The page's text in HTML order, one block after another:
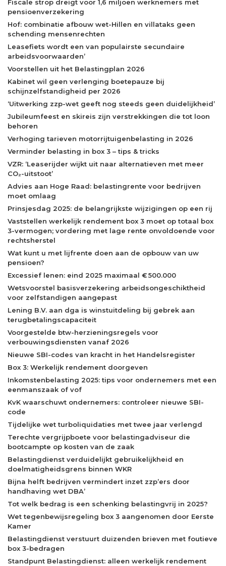
Fiscale strop dreigt voor 1,6 miljoen werknemers met
pensioenverzekering
Hof: combinatie afbouw wet-Hillen en villataks geen
schending mensenrechten
Leasefiets wordt een van populairste secundaire
arbeidsvoorwaarden’
Voorstellen uit het Belastingplan 2026
Kabinet wil geen verlenging boetepauze bij
schijnzelfstandigheid per 2026
‘Uitwerking zzp-wet geeft nog steeds geen duidelijkheid’
Jubileumfeest en skireis zijn verstrekkingen die tot loon
behoren
Verhoging tarieven motorrijtuigenbelasting in 2026
Verminder belasting in box 3 – tips & tricks
VZR: ‘Leaserijder wijkt uit naar alternatieven met meer
CO₂-uitstoot’
Advies aan Hoge Raad: belastingrente voor bedrijven
moet omlaag
Prinsjesdag 2025: de belangrijkste wijzigingen op een rij
Vaststellen werkelijk rendement box 3 moet op totaal box
3-vermogen; vordering met lage rente onvoldoende voor
rechtsherstel
Wat kunt u met lijfrente doen aan de opbouw van uw
pensioen?
Excessief lenen: eind 2025 maximaal € 500.000
Wetsvoorstel basisverzekering arbeidsongeschiktheid
voor zelfstandigen aangepast
Lening B.V. aan dga is winstuitdeling bij gebrek aan
terugbetalingscapaciteit
Voorgestelde btw-herzieningsregels voor
verbouwingsdiensten vanaf 2026
Nieuwe SBI-codes van kracht in het Handelsregister
Box 3: Werkelijk rendement doorgeven
Inkomstenbelasting 2025: tips voor ondernemers met een
eenmanszaak of vof
KvK waarschuwt ondernemers: controleer nieuwe SBI-
code
Tijdelijke wet turboliquidaties met twee jaar verlengd
Terechte vergrijpboete voor belastingadviseur die
bootcampte op kosten van de zaak
Belastingdienst verduidelijkt gebruikelijkheid en
doelmatigheidsgrens binnen WKR
Bijna helft bedrijven vermindert inzet zzp’ers door
handhaving wet DBA’
Tot welk bedrag is een schenking belastingvrij in 2025?
Wet tegenbewijsregeling box 3 aangenomen door Eerste
Kamer
Belastingdienst verstuurt duizenden brieven met foutieve
box 3-bedragen
Standpunt Belastingdienst: alleen werkelijk rendement